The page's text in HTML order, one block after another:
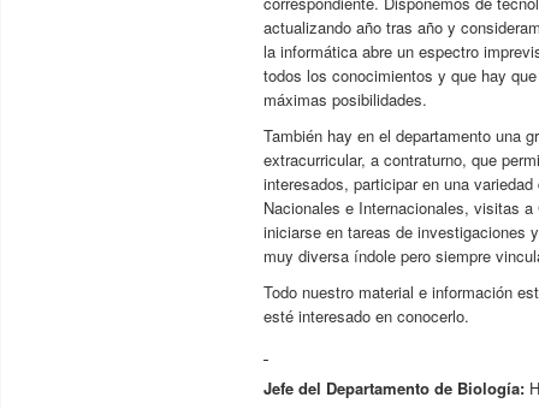
actualizando año tras año y
la informática abre un espectro
todos los conocimientos y que hay
máximas posibilidades.
También hay en el departamento una
extracurricular, a contraturno, que
interesados, participar en una
Nacionales e Internacionales, visitas
iniciarse en tareas de investigaciones
muy diversa índole pero siempre
Todo nuestro material e información
esté interesado en conocerlo.
Jefe del Departamento de Biología: